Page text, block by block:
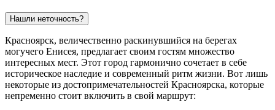
Нашли неточность?
Красноярск, величественно раскинувшийся на берегах
могучего Енисея, предлагает своим гостям множество
интересных мест. Этот город гармонично сочетает в себе
историческое наследие и современный ритм жизни. Вот лишь
некоторые из достопримечательностей Красноярска, которые
непременно стоит включить в свой маршрут: